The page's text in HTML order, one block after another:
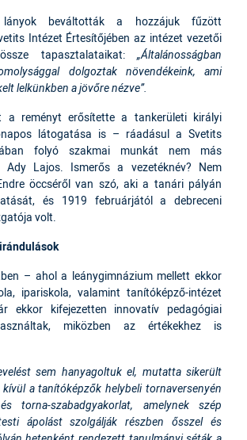
beváltották a hozzájuk fűzött
Intézet Értesítőjében az intézet vezetői
tapasztalataikat: „Általánosságban
dolgoztak növendékeink, ami
lelkünkben a jövőre nézve”.
a reményt erősítette a tankerületi királyi
látogatása is – ráadásul a Svetits
folyó szakmai munkát nem más
Ady Lajos. Ismerős a vezetéknév? Nem
öccséről van szó, aki a tanári pályán
és 1919 februárjától a debreceni
volt.
– ahol a leánygimnázium mellett ekkor
ipariskola, valamint tanítóképző-intézet
ekkor kifejezetten innovatív pedagógiai
miközben az értékekhez is
sem hanyagoltuk el, mutatta sikerült
a tanítóképzők helybeli tornaversenyén
torna-szabadgyakorlat, amelynek szép
ápolást szolgálják részben ősszel és